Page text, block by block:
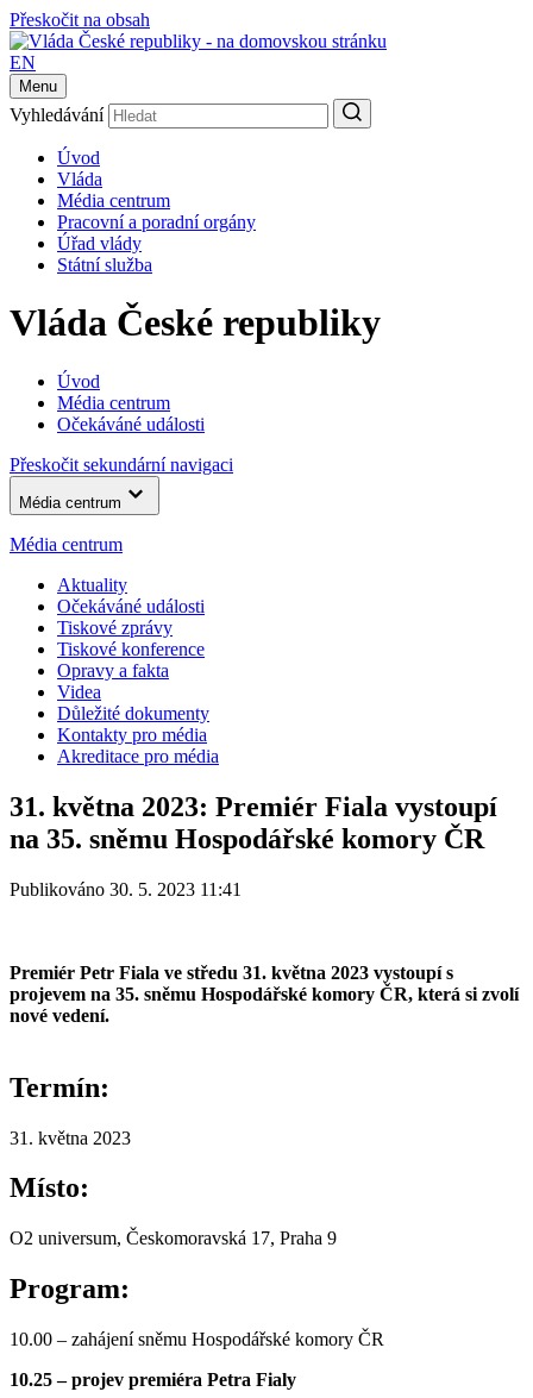
Přeskočit na obsah
EN
Menu
Vyhledávání
Úvod
Vláda
Média centrum
Pracovní a poradní orgány
Úřad vlády
Státní služba
Vláda České republiky
Úvod
Média centrum
Očekáváné události
Přeskočit sekundární navigaci
Média centrum
Média centrum
Aktuality
Očekáváné události
Tiskové zprávy
Tiskové konference
Opravy a fakta
Videa
Důležité dokumenty
Kontakty pro média
Akreditace pro média
31. května 2023: Premiér Fiala vystoupí
na 35. sněmu Hospodářské komory ČR
Publikováno 30. 5. 2023 11:41
Premiér Petr Fiala ve středu 31. května 2023 vystoupí s
projevem na 35. sněmu Hospodářské komory ČR, která si zvolí
nové vedení.
Termín:
31. května 2023
Místo:
O2 universum, Českomoravská 17, Praha 9
Program:
10.00 – zahájení sněmu Hospodářské komory ČR
10.25 – projev premiéra Petra Fialy